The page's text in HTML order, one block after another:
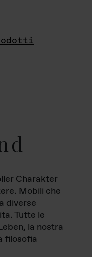
Charakter
Mobili che
diverse
Tutte le
la nostra
filosofia